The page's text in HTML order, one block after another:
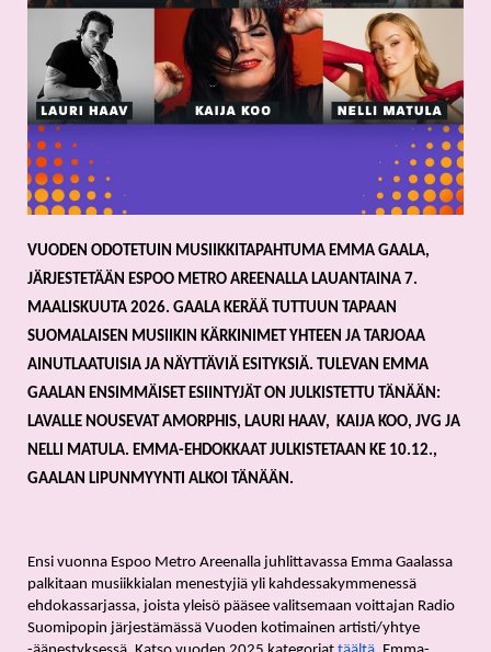
VUODEN ODOTETUIN MUSIIKKITAPAHTUMA EMMA GAALA,
JÄRJESTETÄÄN ESPOO METRO AREENALLA LAUANTAINA 7.
MAALISKUUTA 2026. GAALA KERÄÄ TUTTUUN TAPAAN
SUOMALAISEN MUSIIKIN KÄRKINIMET YHTEEN JA TARJOAA
AINUTLAATUISIA JA NÄYTTÄVIÄ ESITYKSIÄ. TULEVAN EMMA
GAALAN ENSIMMÄISET ESIINTYJÄT ON JULKISTETTU TÄNÄÄN:
LAVALLE NOUSEVAT AMORPHIS, LAURI HAAV,  KAIJA KOO, JVG JA
NELLI MATULA. EMMA-EHDOKKAAT JULKISTETAAN KE 10.12.,
GAALAN LIPUNMYYNTI ALKOI TÄNÄÄN.
Ensi vuonna Espoo Metro Areenalla juhlittavassa Emma Gaalassa
palkitaan musiikkialan menestyjiä yli kahdessakymmenessä
ehdokassarjassa, joista yleisö pääsee valitsemaan voittajan Radio
Suomipopin järjestämässä Vuoden kotimainen artisti/yhtye